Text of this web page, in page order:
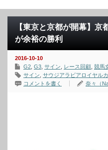
【東京と京都が開幕】京
が余裕の勝利
2016-10-10
G2 G3 サイン レース回顧 競馬
サイン サウジアラビアロイヤル
コメントを書く
奈々（